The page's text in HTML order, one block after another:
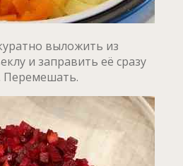
выложить из
и заправить её сразу
Перемешать.